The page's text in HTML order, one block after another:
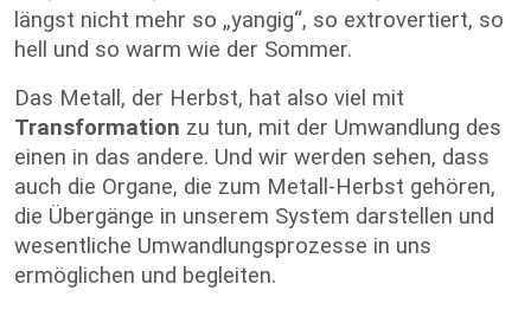
längst nicht mehr so „yangig“, so extrovertiert, so
hell und so warm wie der Sommer.
Das Metall, der Herbst, hat also viel mit
Transformation zu tun, mit der Umwandlung des
einen in das andere. Und wir werden sehen, dass
auch die Organe, die zum Metall-Herbst gehören,
die Übergänge in unserem System darstellen und
wesentliche Umwandlungsprozesse in uns
ermöglichen und begleiten.